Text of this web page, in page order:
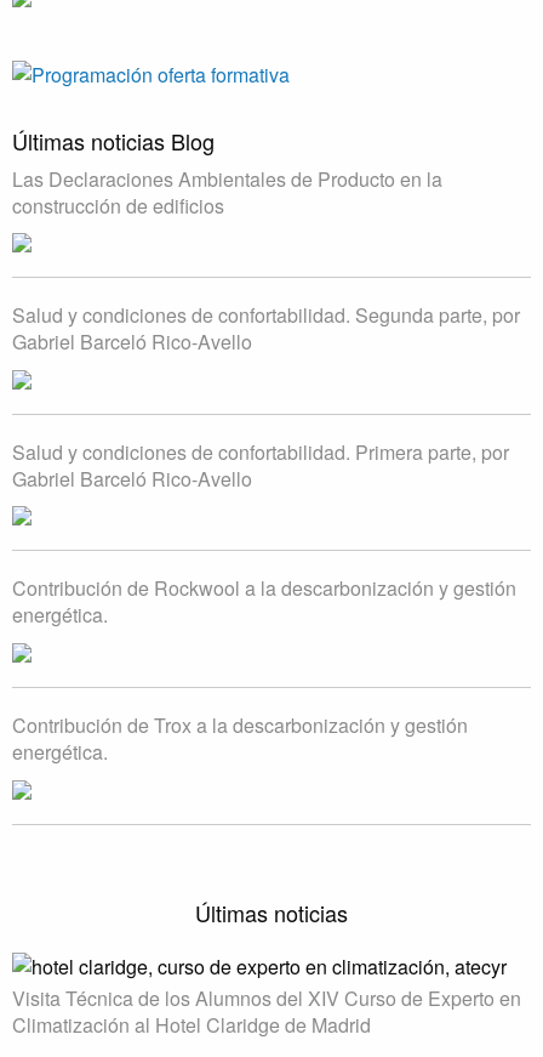
Últimas noticias Blog
Las Declaraciones Ambientales de Producto en la
construcción de edificios
Salud y condiciones de confortabilidad. Segunda parte, por
Gabriel Barceló Rico-Avello
Salud y condiciones de confortabilidad. Primera parte, por
Gabriel Barceló Rico-Avello
Contribución de Rockwool a la descarbonización y gestión
energética.
Contribución de Trox a la descarbonización y gestión
energética.
Últimas noticias
Visita Técnica de los Alumnos del XIV Curso de Experto en
Climatización al Hotel Claridge de Madrid